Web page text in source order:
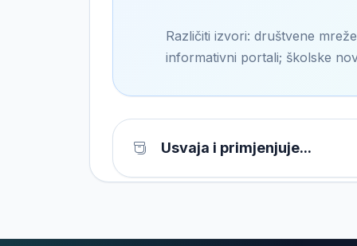
Različiti izvori: društvene
informativni portali; školske
Usvaja i primjenjuje...